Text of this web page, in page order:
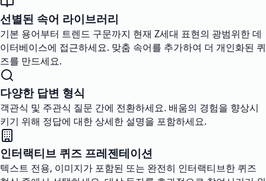
선별된 속어 라이브러리
기본 용어부터 트렌드 구문까지 현재 Z세대 표현의 광범위한 데
이터베이스에 접근하세요. 맞춤 속어를 추가하여 더 개인화된 퀴
즈를 만드세요.
다양한 답변 형식
객관식 및 주관식 질문 간에 전환하세요. 배움의 경험을 향상시
키기 위해 정답에 대한 상세한 설명을 포함하세요.
인터랙티브 퀴즈 프레젠테이션
텍스트 전용, 이미지가 포함된 또는 완전히 인터랙티브한 퀴즈